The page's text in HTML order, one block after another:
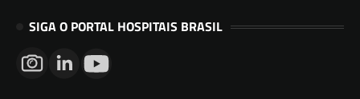
SIGA O PORTAL HOSPITAIS BRASIL